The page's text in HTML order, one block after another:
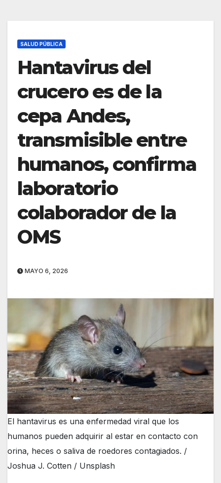
SALUD PÚBLICA
Hantavirus del
crucero es de la
cepa Andes,
transmisible entre
humanos, confirma
laboratorio
colaborador de la
OMS
MAYO 6, 2026
El hantavirus es una enfermedad viral que los
humanos pueden adquirir al estar en contacto con
orina, heces o saliva de roedores contagiados. /
Joshua J. Cotten / Unsplash